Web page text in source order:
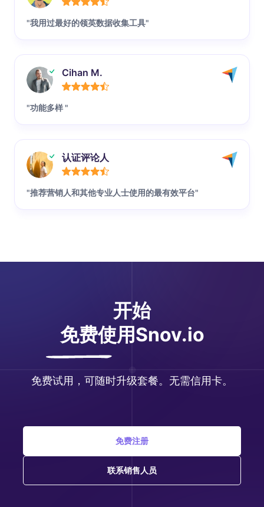
"我用过最好的领英数据收集工具"
Cihan M.
"功能多样 "
认证评论人
"推荐营销人和其他专业人士使用的最有效平台"
开始
免费使用Snov.io
免费试用，可随时升级套餐。无需信用卡。
免费注册
联系销售人员